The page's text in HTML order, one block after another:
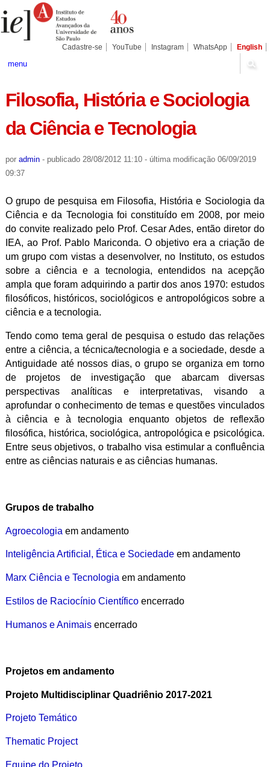
para
conteúdo.
Pessoais
Cadastre-se YouTube Instagram WhatsApp English
menu
Filosofia, História e Sociologia
da Ciência e Tecnologia
por admin - publicado28/08/2012 11:10 - última modificação06/09/2019
09:37
O grupo de pesquisa em Filosofia, História e Sociologia da
Ciência e da Tecnologia foi constituído em 2008, por meio
do convite realizado pelo Prof. Cesar Ades, então diretor do
IEA, ao Prof. Pablo Mariconda. O objetivo era a criação de
um grupo com vistas a desenvolver, no Instituto, os estudos
sobre a ciência e a tecnologia, entendidos na acepção
ampla que foram adquirindo a partir dos anos 1970: estudos
filosóficos, históricos, sociológicos e antropológicos sobre a
ciência e a tecnologia.
Tendo como tema geral de pesquisa o estudo das relações
entre a ciência, a técnica/tecnologia e a sociedade, desde a
Antiguidade até nossos dias, o grupo se organiza em torno
de projetos de investigação que abarcam diversas
perspectivas analíticas e interpretativas, visando a
aprofundar o conhecimento de temas e questões vinculados
à ciência e à tecnologia enquanto objetos de reflexão
filosófica, histórica, sociológica, antropológica e psicológica.
Entre seus objetivos, o trabalho visa estimular a confluência
entre as ciências naturais e as ciências humanas.
Grupos de trabalho
Agroecologia em andamento
Inteligência Artificial, Ética e Sociedadeem andamento
Marx Ciência e Tecnologia em andamento
Estilos de Raciocínio Científicoencerrado
Humanos e Animaisencerrado
Projetos em andamento
Projeto Multidisciplinar Quadriênio 2017-2021
Projeto Temático
Thematic Project
Equipe do Projeto